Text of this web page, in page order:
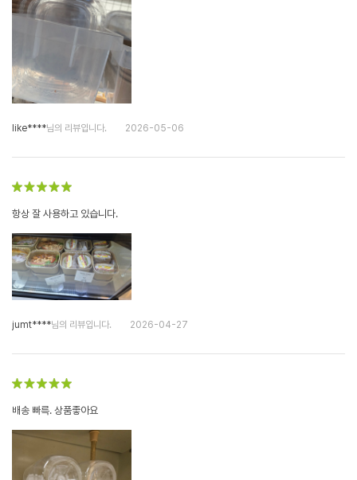
like****님의 리뷰입니다. 2026-05-06
항상 잘 사용하고 있습니다.
jumt****님의 리뷰입니다. 2026-04-27
배송 빠륵. 상품좋아요